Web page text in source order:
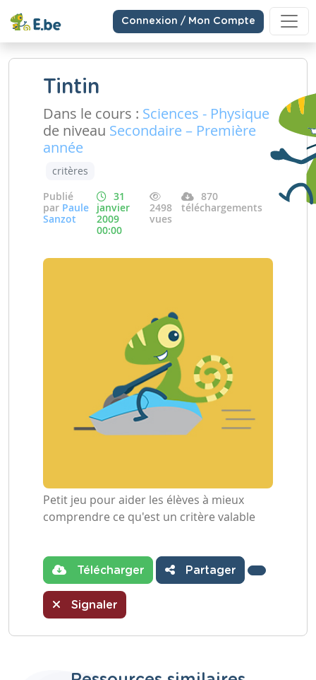
Connexion / Mon Compte
Tintin
Dans le cours : Sciences - Physique
de niveau Secondaire – Première
année
critères
Publié
par Paule
Sanzot
31
janvier
2009
00:00
2498
vues
870
téléchargements
Petit jeu pour aider les élèves à mieux
comprendre ce qu'est un critère valable
Télécharger Partager
Signaler